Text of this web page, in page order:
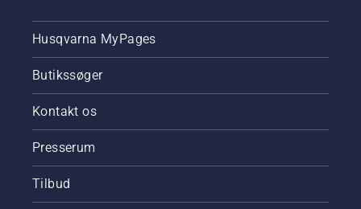
Husqvarna MyPages
Butikssøger
Kontakt os
Presserum
Tilbud